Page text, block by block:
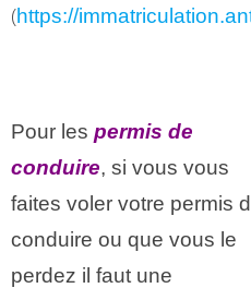
(https://
Pour les permis de
conduire, si vous vous
faites voler votre permis
conduire ou que vous le
perdez il faut une